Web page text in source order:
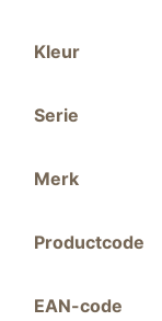
Kleur
Serie
Merk
Productcode
EAN-code